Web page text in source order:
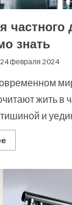
частного
знать
24 февраля 2024
жить в
и
Read
more
дома:
все,